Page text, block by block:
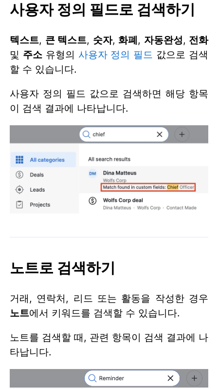
사용자 정의 필드로 검색하기
텍스트, 큰 텍스트, 숫자, 화폐, 자동완성, 전화
및 주소유형의 사용자 정의 필드 값으로 검색
할 수 있습니다.
사용자 정의 필드 값으로 검색하면 해당 항목
이 검색 결과에 나타납니다.
노트로 검색하기
거래, 연락처, 리드 또는 활동을 작성한 경우
노트에서 키워드를 검색할 수 있습니다.
노트를 검색할 때, 관련 항목이 검색 결과에 나
타납니다.